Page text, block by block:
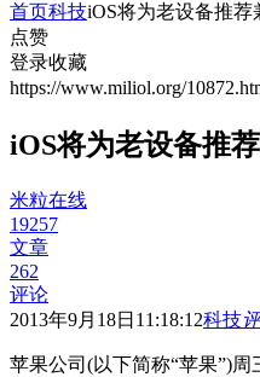
首页科技iOS将为老设备推荐
点赞
登录收藏
https://www.miliol.org/
iOS将为老设备推
米粒在线
19257
文章
262
评论
2013年9月18日11:18:12科技
苹果公司(以下简称“苹果”)